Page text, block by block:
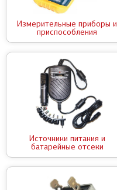
Измерительные приборы и
приспособления
Источники питания и
батарейные отсеки